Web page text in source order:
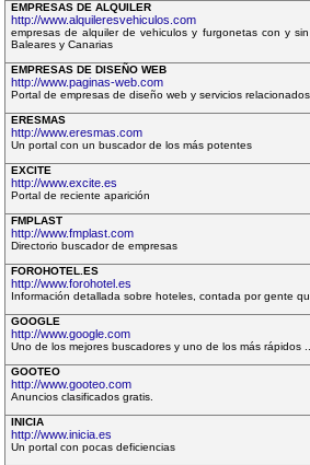
EMPRESAS DE ALQUILER
http://www.alquileresvehiculos.com
empresas de alquiler de vehiculos y furgonetas con y
Baleares y Canarias
EMPRESAS DE DISEÑO WEB
http://www.paginas-web.com
Portal de empresas de diseño web y servicios
ERESMAS
http://www.eresmas.com
Un portal con un buscador de los más potentes
EXCITE
http://www.excite.es
Portal de reciente aparición
FMPLAST
http://www.fmplast.com
Directorio buscador de empresas
FOROHOTEL.ES
http://www.forohotel.es
Información detallada sobre hoteles, contada por gente
GOOGLE
http://www.google.com
Uno de los mejores buscadores y uno de los más rápidos
GOOTEO
http://www.gooteo.com
Anuncios clasificados gratis.
INICIA
http://www.inicia.es
Un portal con pocas deficiencias